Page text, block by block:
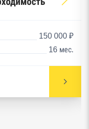
150 000 ₽
16 мес.